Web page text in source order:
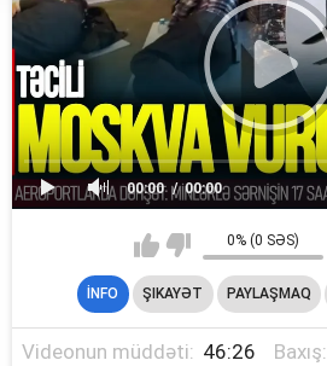
00:00 00:00
0% (0 SƏS)
İNFO ŞIKAYƏT PAYLAŞMAQ
Videonun müddəti: 46:26 Baxış: